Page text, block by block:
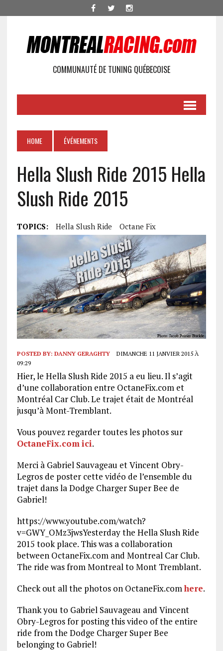
COMMUNAUTÉ DE TUNING QUÉBECOISE
HOME ÉVÉNEMENTS
Hella Slush Ride 2015 Hella
Slush Ride 2015
TOPICS: Hella Slush Ride Octane Fix
POSTED BY: DANNY GERAGHTY
DIMANCHE 11 JANVIER 2015 À
09:29
Hier, le Hella Slush Ride 2015 a eu lieu. Il s’agit
d’une collaboration entre OctaneFix.com et
Montréal Car Club. Le trajet était de Montréal
jusqu’à Mont-Tremblant.
Vous pouvez regarder toutes les photos sur
OctaneFix.comici.
Merci à Gabriel Sauvageau et Vincent Obry-
Legros de poster cette vidéo de l’ensemble du
trajet dans la Dodge Charger Super Bee de
Gabriel!
https://www.youtube.com/watch?
v=GWY_OMz3jwsYesterday the Hella Slush Ride
2015 took place. This was a collaboration
between OctaneFix.com and Montreal Car Club.
The ride was from Montreal to Mont Tremblant.
Check out all the photos on OctaneFix.comhere.
Thank you to Gabriel Sauvageau and Vincent
Obry-Legros for posting this video of the entire
ride from the Dodge Charger Super Bee
belonging to Gabriel!